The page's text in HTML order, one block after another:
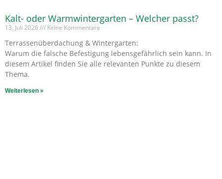
Kalt- oder Warmwintergarten – Welcher passt?
13. Juli 2026 Keine Kommentare
Terrassenüberdachung & Wintergarten:
Warum die falsche Befestigung lebensgefährlich sein kann. In
diesem Artikel finden Sie alle relevanten Punkte zu diesem
Thema.
Weiterlesen »